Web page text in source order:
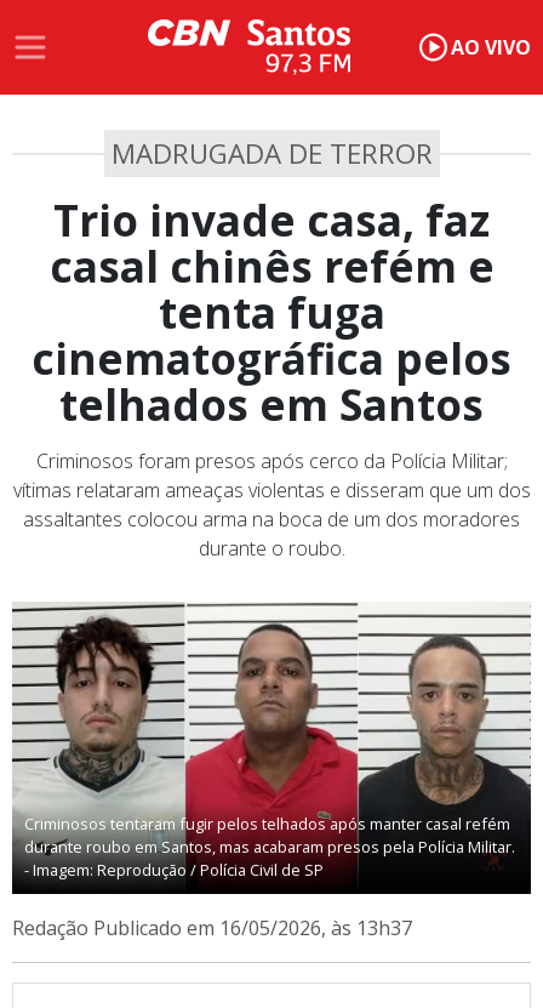
AO VIVO
MADRUGADA DE TERROR
Trio invade casa, faz
casal chinês refém e
tenta fuga
cinematográfica pelos
telhados em Santos
Criminosos foram presos após cerco da Polícia Militar;
vítimas relataram ameaças violentas e disseram que um dos
assaltantes colocou arma na boca de um dos moradores
durante o roubo.
Criminosos tentaram fugir pelos telhados após manter casal refém
durante roubo em Santos, mas acabaram presos pela Polícia Militar.
- Imagem: Reprodução / Polícia Civil de SP
Redação Publicado em 16/05/2026, às 13h37